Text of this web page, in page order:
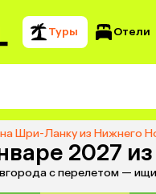
Туры Отели
Шри-Ланку из Нижнего
2027
с перелетом —